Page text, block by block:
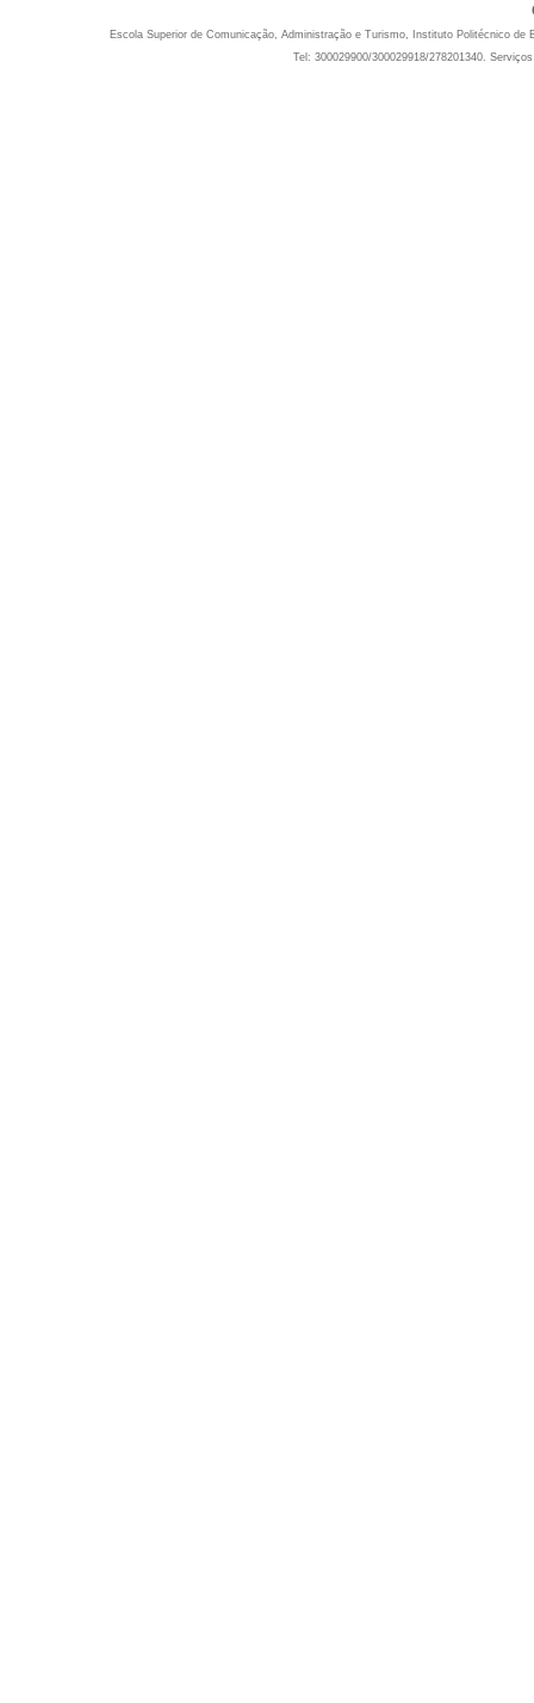
Escola Superior de Comunicação, Administração e Turismo, Instituto Politécnico
Tel: 300029900/300029918/278201340.